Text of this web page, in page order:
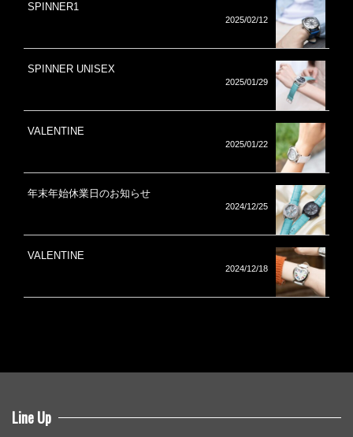
SPINNER1
2025/02/12
SPINNER UNISEX
2025/01/29
VALENTINE
2025/01/22
年末年始休業日のお知らせ
2024/12/25
VALENTINE
2024/12/18
Line Up